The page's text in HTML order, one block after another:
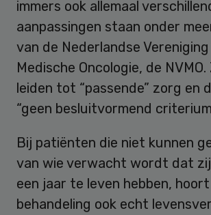
immers ook allemaal
aanpassingen staan onder
van de Nederlandse
Medische Oncologie, de
leiden tot “passende” zorg en
“geen besluitvormend
Bij patiënten die niet kunnen
van wie verwacht wordt dat
een jaar te leven hebben,
behandeling ook echt